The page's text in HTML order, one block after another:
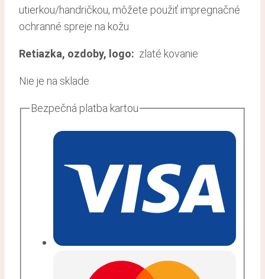
utierkou/handričkou, môžete použiť impregnačné
ochranné spreje na kožu
Retiazka, ozdoby, logo: zlaté kovanie
Nie je na sklade
Bezpečná platba kartou